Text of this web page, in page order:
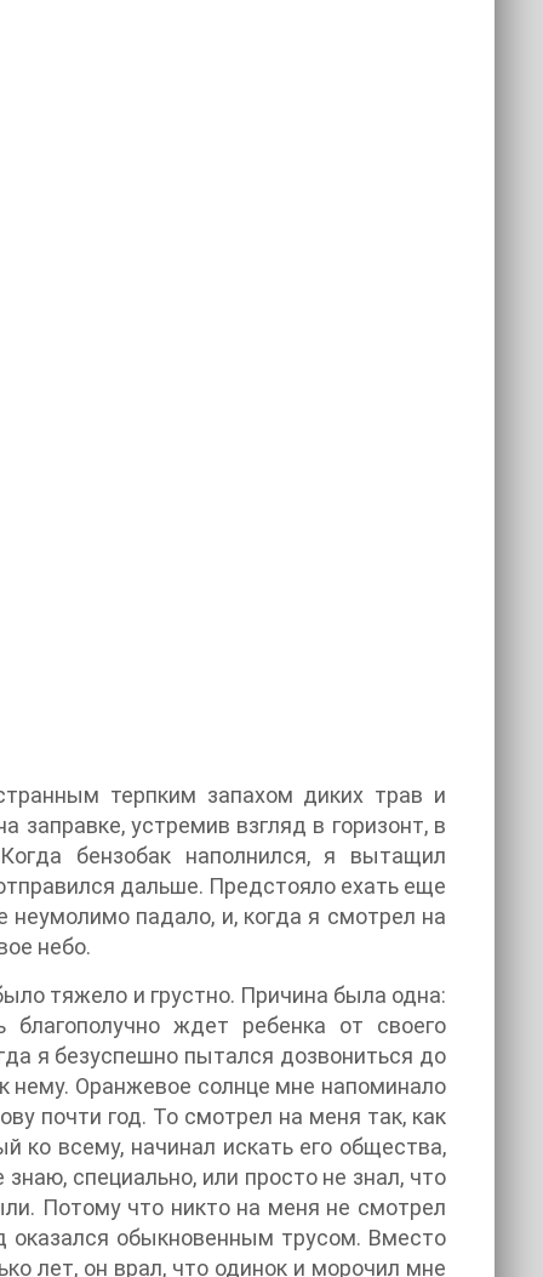
терпким запахом диких трав и
устремив взгляд в горизонт, в
бензобак наполнился, я вытащил
дальше. Предстояло ехать еще
падало, и, когда я смотрел на
небо.
тяжело и грустно. Причина была одна:
ждет ребенка от своего
я безуспешно пытался дозвониться до
нему. Оранжевое солнце мне напоминало
почти год. То смотрел на меня так, как
ко всему, начинал искать его общества,
специально, или просто не знал, что
Потому что никто на меня не смотрел
оказался обыкновенным трусом. Вместо
лет, он врал, что одинок и морочил мне